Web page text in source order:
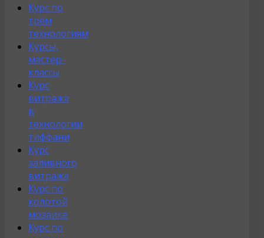
Курс по
трём
технологиям
Курсы,
мастер-
классы
Курс
витража
в
технологии
тиффани
Курс
заливного
витража
Курс по
колотой
мозаике
Курс по